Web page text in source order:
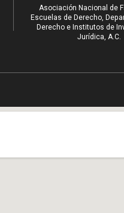
Asociación Nacional de
Escuelas de Derecho,
Derecho e Institutos de
Jurídica, A.C.